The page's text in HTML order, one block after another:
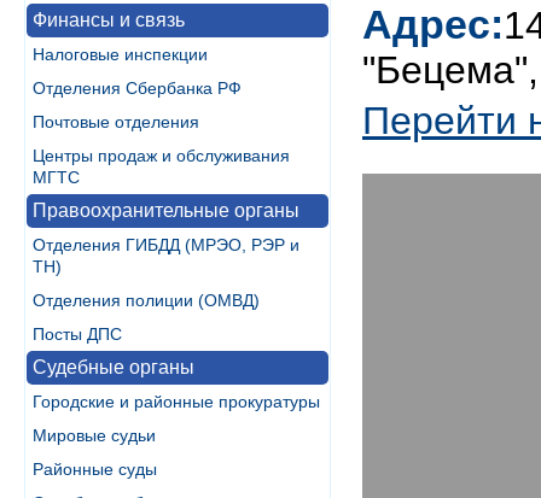
Финансы и связь
Налоговые инспекции
Отделения Сбербанка РФ
Почтовые отделения
Центры продаж и обслуживания
МГТС
Правоохранительные органы
Отделения ГИБДД (МРЭО, РЭР и
ТН)
Отделения полиции (ОМВД)
Посты ДПС
Судебные органы
Городские и районные прокуратуры
Мировые судьи
Районные суды
Адрес:
Перейти